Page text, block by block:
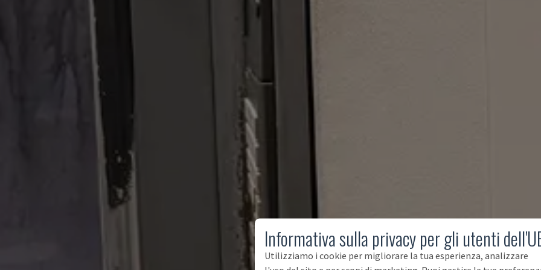
Informativa sulla privacy per gli utenti
Utilizziamo i cookie per migliorare la tua esperienza, analizzare